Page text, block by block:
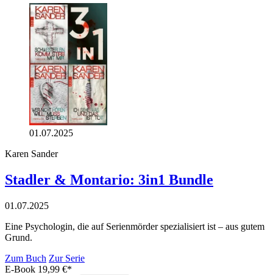
01.07.2025
Karen Sander
Stadler & Montario: 3in1 Bundle
01.07.2025
Eine Psychologin, die auf Serienmörder spezialisiert ist – aus gutem
Grund.
Zum Buch Zur Serie
E-Book 19,99 €*